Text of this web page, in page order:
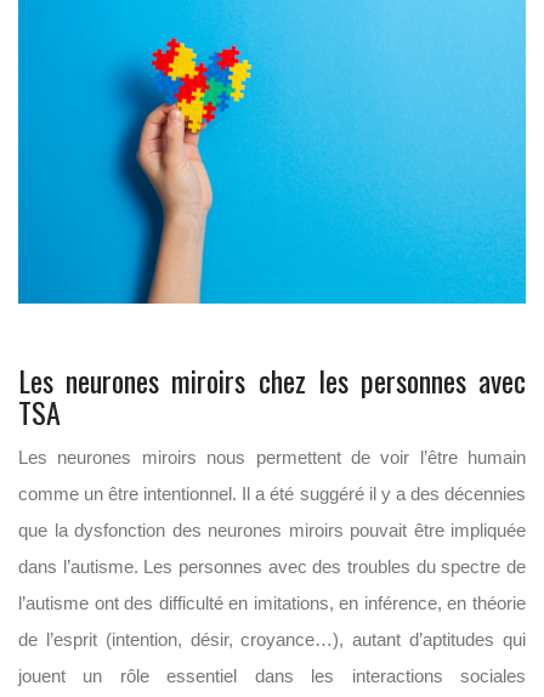
Les neurones miroirs chez les personnes avec
TSA
Les neurones miroirs nous permettent de voir l’être humain
comme un être intentionnel. Il a été suggéré il y a des décennies
que la dysfonction des neurones miroirs pouvait être impliquée
dans l’autisme. Les personnes avec des troubles du spectre de
l’autisme ont des difficulté en imitations, en inférence, en théorie
de l’esprit (intention, désir, croyance…), autant d’aptitudes qui
jouent un rôle essentiel dans les interactions sociales